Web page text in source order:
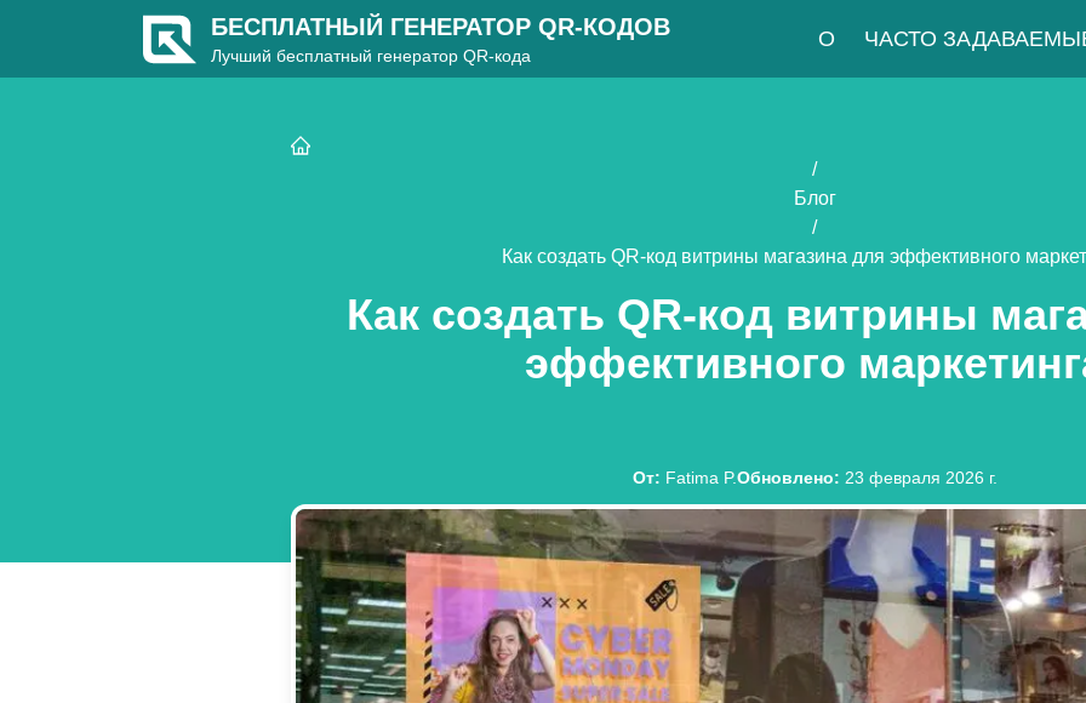
БЕСПЛАТНЫЙ ГЕНЕРАТОР QR-КОДОВ
Лучший бесплатный генератор QR-кода
О ЧАСТО
/
Блог
/
Как создать QR-код витрины магазина для эффективного
Как создать QR-код витрины
эффективного
От: Fatima P.Обновлено: 23 февраля 2026 г.